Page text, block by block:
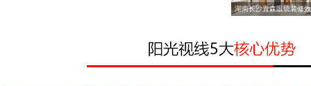
湖南长沙青森眼镜装修